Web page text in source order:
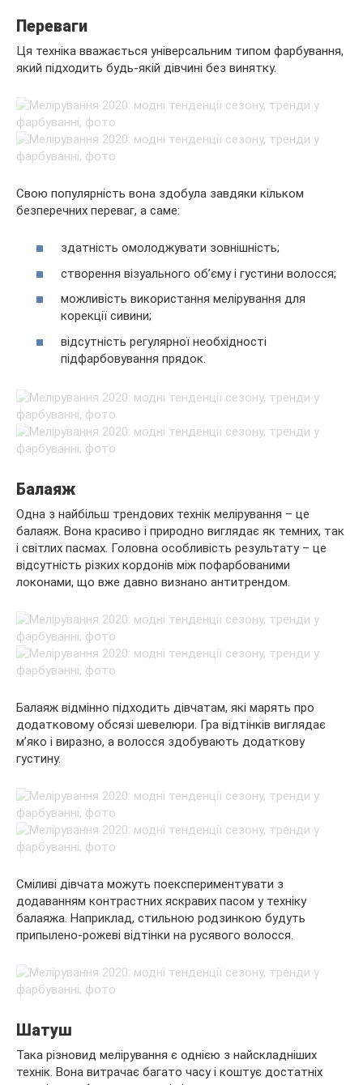
Переваги
Ця техніка вважається універсальним типом фарбування,
який підходить будь-якій дівчині без винятку.
Свою популярність вона здобула завдяки кільком
безперечних переваг, а саме:
здатність омолоджувати зовнішність;
створення візуального об’єму і густини волосся;
можливість використання мелірування для
корекції сивини;
відсутність регулярної необхідності
підфарбовування прядок.
Балаяж
Одна з найбільш трендових технік мелірування – це
балаяж. Вона красиво і природно виглядає як темних, так
і світлих пасмах. Головна особливість результату – це
відсутність різких кордонів між пофарбованими
локонами, що вже давно визнано антитрендом.
Балаяж відмінно підходить дівчатам, які марять про
додатковому обсязі шевелюри. Гра відтінків виглядає
м’яко і виразно, а волосся здобувають додаткову
густину.
Сміливі дівчата можуть поекспериментувати з
додаванням контрастних яскравих пасом у техніку
балаяжа. Наприклад, стильною родзинкою будуть
припылено-рожеві відтінки на русявого волосся.
Шатуш
Така різновид мелірування є однією з найскладніших
технік. Вона витрачає багато часу і коштує достатніх